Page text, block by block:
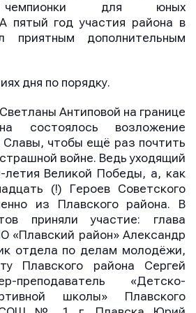
чемпионки для юных
пятый год участия района в
приятным дополнительным
дня по порядку.
Антиповой на границе
состоялось возложение
Славы, чтобы ещё раз почтить
войне. Ведь уходящий
летия Великой Победы, а, как
(!) Героев Советского
из Плавского района. В
приняли участие: глава
«Плавский район» Александр
отдела по делам молодёжи,
Плавского района Сергей
преподаватель «Детско-
школы» Плавского